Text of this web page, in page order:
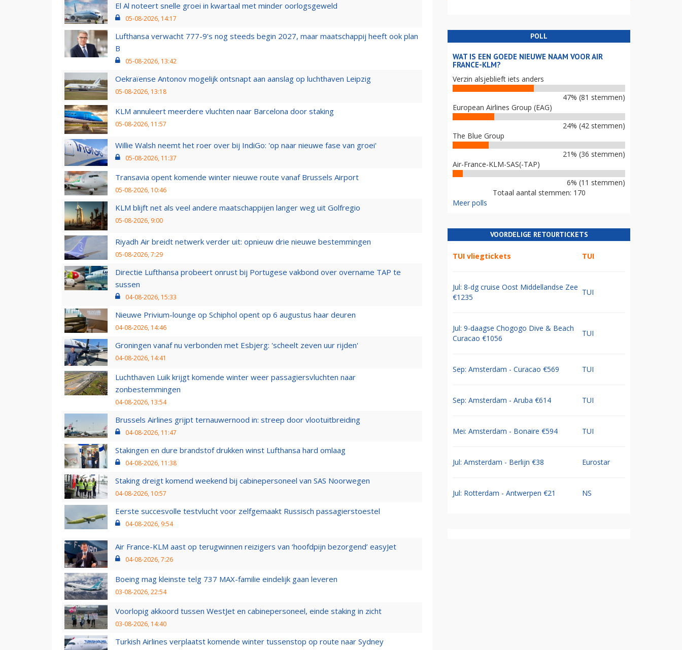
El Al noteert snelle groei in kwartaal met minder oorlogsgeweld
05-08-2026, 14:17
Lufthansa verwacht 777-9’s nog steeds begin 2027, maar maatschappij heeft ook plan
B
05-08-2026, 13:42
Oekraïense Antonov mogelijk ontsnapt aan aanslag op luchthaven Leipzig
05-08-2026, 13:18
KLM annuleert meerdere vluchten naar Barcelona door staking
05-08-2026, 11:57
Willie Walsh neemt het roer over bij IndiGo: 'op naar nieuwe fase van groei'
05-08-2026, 11:37
Transavia opent komende winter nieuwe route vanaf Brussels Airport
05-08-2026, 10:46
KLM blijft net als veel andere maatschappijen langer weg uit Golfregio
05-08-2026, 9:00
Riyadh Air breidt netwerk verder uit: opnieuw drie nieuwe bestemmingen
05-08-2026, 7:29
Directie Lufthansa probeert onrust bij Portugese vakbond over overname TAP te
sussen
04-08-2026, 15:33
Nieuwe Privium-lounge op Schiphol opent op 6 augustus haar deuren
04-08-2026, 14:46
Groningen vanaf nu verbonden met Esbjerg: 'scheelt zeven uur rijden'
04-08-2026, 14:41
Luchthaven Luik krijgt komende winter weer passagiersvluchten naar
zonbestemmingen
04-08-2026, 13:54
Brussels Airlines grijpt ternauwernood in: streep door vlootuitbreiding
04-08-2026, 11:47
Stakingen en dure brandstof drukken winst Lufthansa hard omlaag
04-08-2026, 11:38
Staking dreigt komend weekend bij cabinepersoneel van SAS Noorwegen
04-08-2026, 10:57
Eerste succesvolle testvlucht voor zelfgemaakt Russisch passagierstoestel
04-08-2026, 9:54
Air France-KLM aast op terugwinnen reizigers van ‘hoofdpijn bezorgend’ easyJet
04-08-2026, 7:26
Boeing mag kleinste telg 737 MAX-familie eindelijk gaan leveren
03-08-2026, 22:54
Voorlopig akkoord tussen WestJet en cabinepersoneel, einde staking in zicht
03-08-2026, 14:40
Turkish Airlines verplaatst komende winter tussenstop op route naar Sydney
POLL
WAT IS EEN GOEDE NIEUWE NAAM VOOR AIR
FRANCE-KLM?
Verzin alsjeblieft iets anders
47% (81 stemmen)
European Airlines Group (EAG)
24% (42 stemmen)
The Blue Group
21% (36 stemmen)
Air-France-KLM-SAS(-TAP)
6% (11 stemmen)
Totaal aantal stemmen: 170
Meer polls
VOORDELIGE RETOURTICKETS
TUI vliegtickets TUI
Jul: 8-dg cruise Oost Middellandse Zee
€1235
TUI
Jul: 9-daagse Chogogo Dive & Beach
Curacao €1056
TUI
Sep: Amsterdam - Curacao €569 TUI
Sep: Amsterdam - Aruba €614 TUI
Mei: Amsterdam - Bonaire €594 TUI
Jul: Amsterdam - Berlijn €38 Eurostar
Jul: Rotterdam - Antwerpen €21 NS